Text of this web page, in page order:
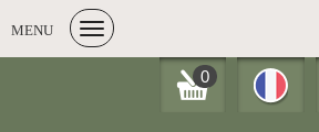
MENU
0